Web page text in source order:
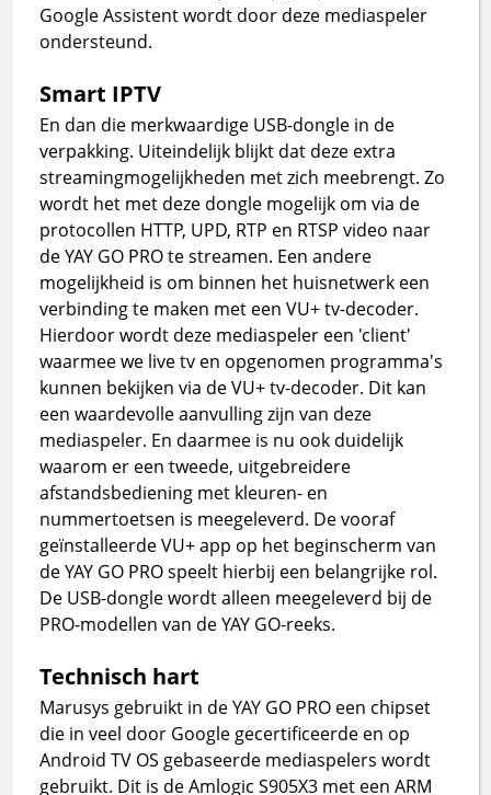
Google Assistent wordt door deze mediaspeler
ondersteund.
Smart IPTV
En dan die merkwaardige USB-dongle in de
verpakking. Uiteindelijk blijkt dat deze extra
streamingmogelijkheden met zich meebrengt. Zo
wordt het met deze dongle mogelijk om via de
protocollen HTTP, UPD, RTP en RTSP video naar
de YAY GO PRO te streamen. Een andere
mogelijkheid is om binnen het huisnetwerk een
verbinding te maken met een VU+ tv-decoder.
Hierdoor wordt deze mediaspeler een 'client'
waarmee we live tv en opgenomen programma's
kunnen bekijken via de VU+ tv-decoder. Dit kan
een waardevolle aanvulling zijn van deze
mediaspeler. En daarmee is nu ook duidelijk
waarom er een tweede, uitgebreidere
afstandsbediening met kleuren- en
nummertoetsen is meegeleverd. De vooraf
geïnstalleerde VU+ app op het beginscherm van
de YAY GO PRO speelt hierbij een belangrijke rol.
De USB-dongle wordt alleen meegeleverd bij de
PRO-modellen van de YAY GO-reeks.
Technisch hart
Marusys gebruikt in de YAY GO PRO een chipset
die in veel door Google gecertificeerde en op
Android TV OS gebaseerde mediaspelers wordt
gebruikt. Dit is de Amlogic S905X3 met een ARM